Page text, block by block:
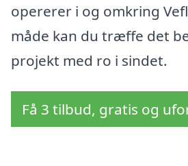
opererer i og omkring
måde kan du træffe det
projekt med ro i sindet.
Få 3 tilbud, gratis og